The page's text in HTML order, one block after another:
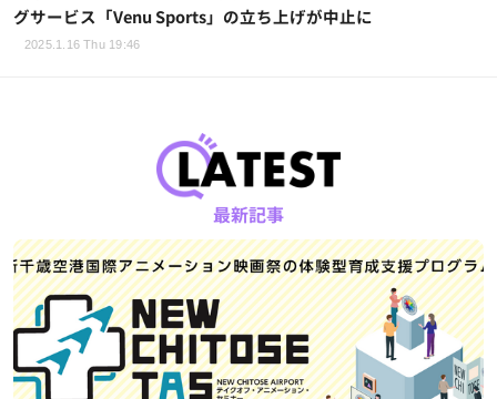
グサービス「Venu Sports」の立ち上げが中止に
2025.1.16 Thu 19:46
最新記事